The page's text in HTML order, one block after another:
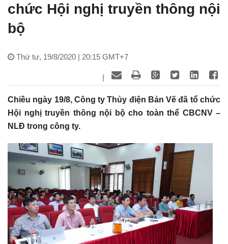
chức Hội nghị truyền thông nội
bộ
Thứ tư, 19/8/2020 | 20:15 GMT+7
|
Chiều ngày 19/8, Công ty Thủy điện Bản Vẽ đã tổ chức
Hội nghị truyền thông nội bộ cho toàn thể CBCNV –
NLĐ trong công ty.